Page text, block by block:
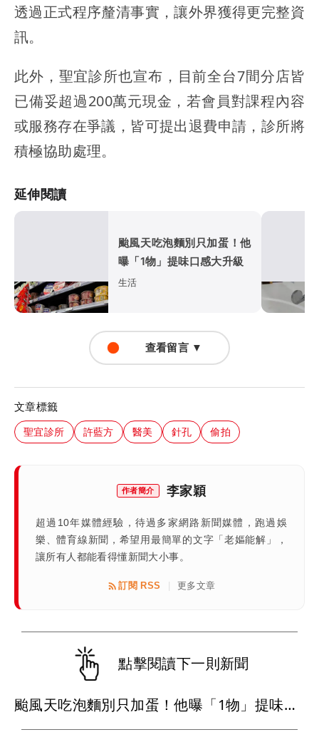
透過正式程序釐清事實，讓外界獲得更完整資
訊。
此外，聖宜診所也宣布，目前全台7間分店皆
已備妥超過200萬元現金，若會員對課程內容
或服務存在爭議，皆可提出退費申請，診所將
積極協助處理。
延伸閱讀
颱風天吃泡麵別只加蛋！他
曝「1物」提味口感大升級
生活
查看留言 ▼
文章標籤
聖宜診所 許藍方 醫美 針孔 偷拍
作者簡介 李家穎
超過10年媒體經驗，待過多家網路新聞媒體，跑過娛
樂、體育線新聞，希望用最簡單的文字「老嫗能解」，
讓所有人都能看得懂新聞大小事。
訂閱 RSS 更多文章
點擊閱讀下一則新聞
颱風天吃泡麵別只加蛋！他曝「1物」提味口感大升級